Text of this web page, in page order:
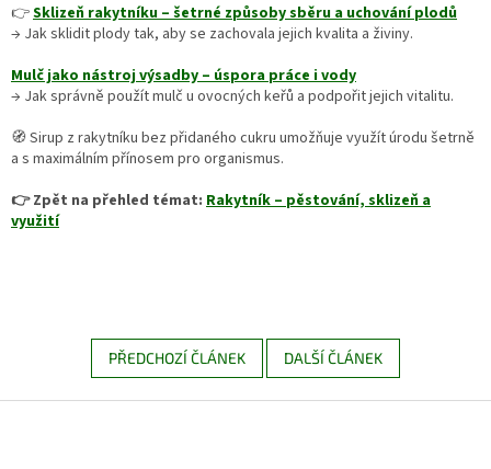
👉Sklizeň rakytníku – šetrné způsoby sběru a uchování plodů
→ Jak sklidit plody tak, aby se zachovala jejich kvalita a živiny.
Mulč jako nástroj výsadby – úspora práce i vody
→ Jak správně použít mulč u ovocných keřů a podpořit jejich vitalitu.
🧭 Sirup z rakytníku bez přidaného cukru umožňuje využít úrodu šetrně
a s maximálním přínosem pro organismus.
👉 Zpět na přehled témat: Rakytník – pěstování, sklizeň a
využití
PŘEDCHOZÍ ČLÁNEK DALŠÍ ČLÁNEK